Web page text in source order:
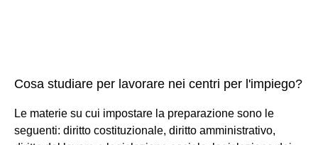
Cosa studiare per lavorare nei centri per l'impiego?
Le materie su cui impostare la preparazione sono le
seguenti: diritto costituzionale, diritto amministrativo,